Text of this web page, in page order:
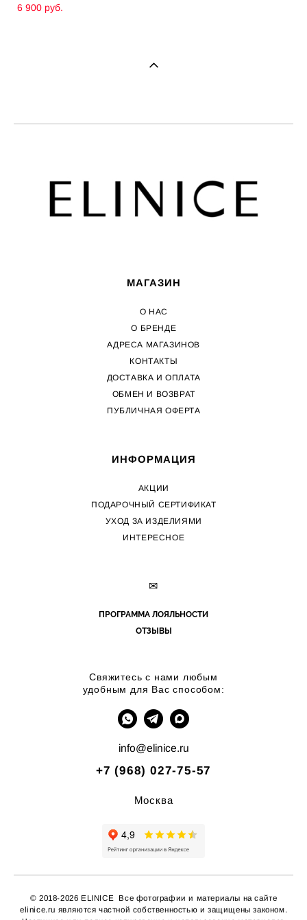
6 900 pуб.
МАГАЗИН
О НАС
О БРЕНДЕ
АДРЕСА МАГАЗИНОВ
КОНТАКТЫ
ДОСТАВКА И ОПЛАТА
ОБМЕН И ВОЗВРАТ
ПУБЛИЧНАЯ ОФЕРТА
ИНФОРМАЦИЯ
АКЦИИ
ПОДАРОЧНЫЙ СЕРТИФИКАТ
УХОД ЗА ИЗДЕЛИЯМИ
ИНТЕРЕСНОЕ
✉
ПРОГРАММА ЛОЯЛЬНОСТИ
ОТЗЫВЫ
Свяжитесь с нами любым
удобным для Вас способом:
info@elinice.ru
+7 (968) 027-75-57
Москва
© 2018-2026 ELINICE Все фотографии и материалы на сайте
elinice.ru являются частной собственностью и защищены законом.